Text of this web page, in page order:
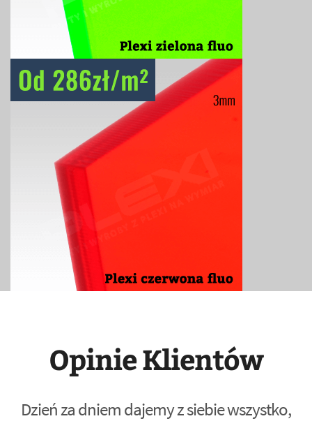
Opinie Klientów
Dzień za dniem dajemy z siebie wszystko,